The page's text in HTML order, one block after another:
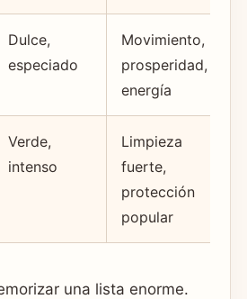
Dulce,
especiado
Movimiento,
prosperidad,
energía
Verde,
intenso
Limpieza
fuerte,
protección
popular
una lista enorme.